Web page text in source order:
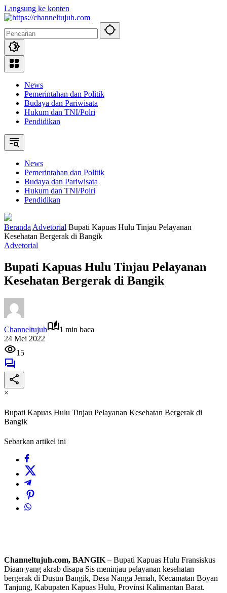
Langsung ke konten
News
Pemerintahan dan Politik
Budaya dan Pariwisata
Hukum dan TNI/Polri
Pendidikan
News
Pemerintahan dan Politik
Budaya dan Pariwisata
Hukum dan TNI/Polri
Pendidikan
Beranda Advetorial Bupati Kapuas Hulu Tinjau Pelayanan
Kesehatan Bergerak di Bangik
Advetorial
Bupati Kapuas Hulu Tinjau Pelayanan
Kesehatan Bergerak di Bangik
Channeltujuh
1 min baca
24 Mei 2022
15
×
Bupati Kapuas Hulu Tinjau Pelayanan Kesehatan Bergerak di
Bangik
Sebarkan artikel ini
Channeltujuh.com, BANGIK –Bupati Kapuas Hulu Fransiskus
Diaan yang akrab disapa Sis meninjau pelayanan kesehatan
bergerak di Dusun Bangik, Desa Nanga Jemah, Kecamatan Boyan
Tanjung, Kabupaten Kapuas Hulu, Provinsi Kalimantan Barat.